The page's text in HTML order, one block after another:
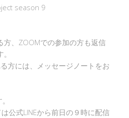
season 9
方、ZOOMでの参加の方も返信
方には、メッセージノートをお
公式LINEから前日の９時に配信